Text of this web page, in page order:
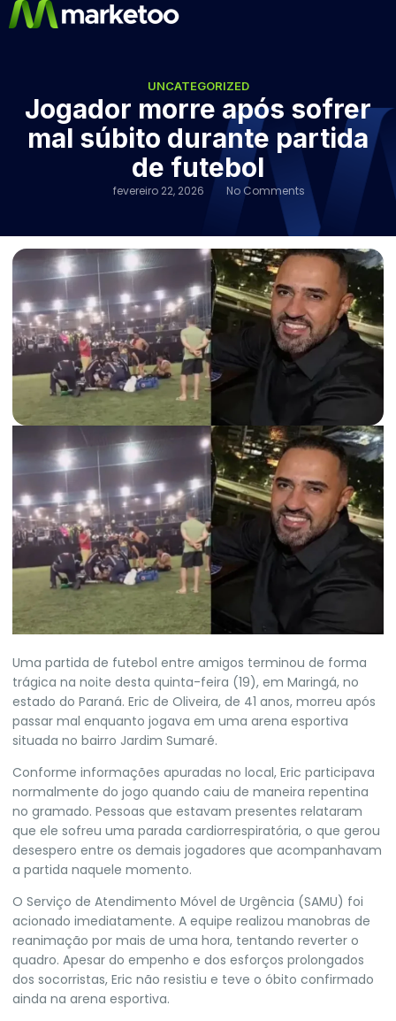
UNCATEGORIZED
Jogador morre após sofrer
mal súbito durante partida
de futebol
fevereiro 22, 2026 No Comments
Uma partida de futebol entre amigos terminou de forma
trágica na noite desta quinta-feira (19), em Maringá, no
estado do Paraná. Eric de Oliveira, de 41 anos, morreu após
passar mal enquanto jogava em uma arena esportiva
situada no bairro Jardim Sumaré.
Conforme informações apuradas no local, Eric participava
normalmente do jogo quando caiu de maneira repentina
no gramado. Pessoas que estavam presentes relataram
que ele sofreu uma parada cardiorrespiratória, o que gerou
desespero entre os demais jogadores que acompanhavam
a partida naquele momento.
O Serviço de Atendimento Móvel de Urgência (SAMU) foi
acionado imediatamente. A equipe realizou manobras de
reanimação por mais de uma hora, tentando reverter o
quadro. Apesar do empenho e dos esforços prolongados
dos socorristas, Eric não resistiu e teve o óbito confirmado
ainda na arena esportiva.